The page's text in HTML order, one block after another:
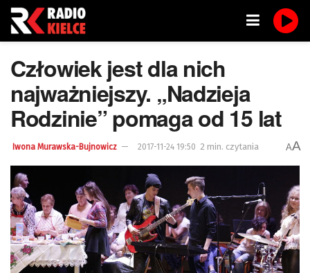
Człowiek jest dla nich
najważniejszy. „Nadzieja
Rodzinie” pomaga od 15 lat
Iwona Murawska-Bujnowicz 2017-11-24 19:50 2 min. czytania AA